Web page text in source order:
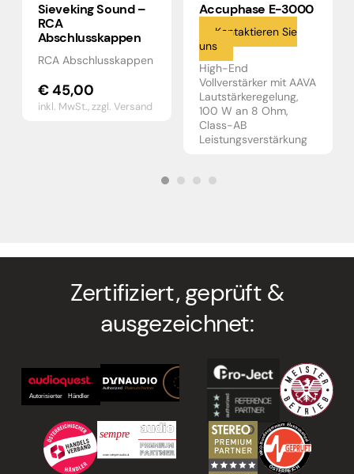
Sieveking Sound –
RCA
Abschlusskappen
RCA Abschlusskappen
€45,00
inkl. MwSt.,zzgl. Versand
Accuphase E-3000
Kontaktieren Sie
uns
High-End
Vollverstärker mit AAVA
Lautstärkeregelung,
100 W an 8 Ohm,
Class-AB
Leistungsverstärkung
Zertifiziert, geprüft &
ausgezeichnet: